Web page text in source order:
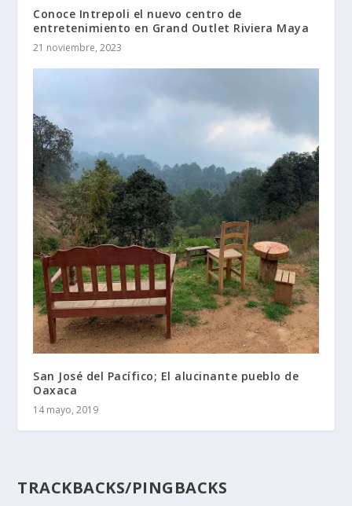
Conoce Intrepoli el nuevo centro de
entretenimiento en Grand Outlet Riviera Maya
21 noviembre, 2023
San José del Pacífico; El alucinante pueblo de
Oaxaca
14 mayo, 2019
TRACKBACKS/PINGBACKS